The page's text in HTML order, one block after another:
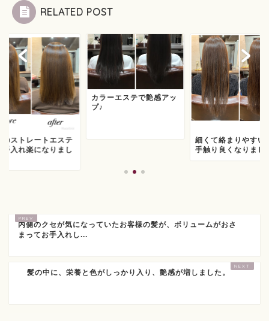
RELATED POST
のストレートエステ
手入れ楽になりまし
カラーエステで艶感アッ
プ♪
細くて絡まりやすい
手触り良くなりまし
内側のクセが気になっていたお客様の髪が、ボリュームがおさ
まってお手入れし...
髪の中に、栄養と色がしっかり入り、艶感が増しました。